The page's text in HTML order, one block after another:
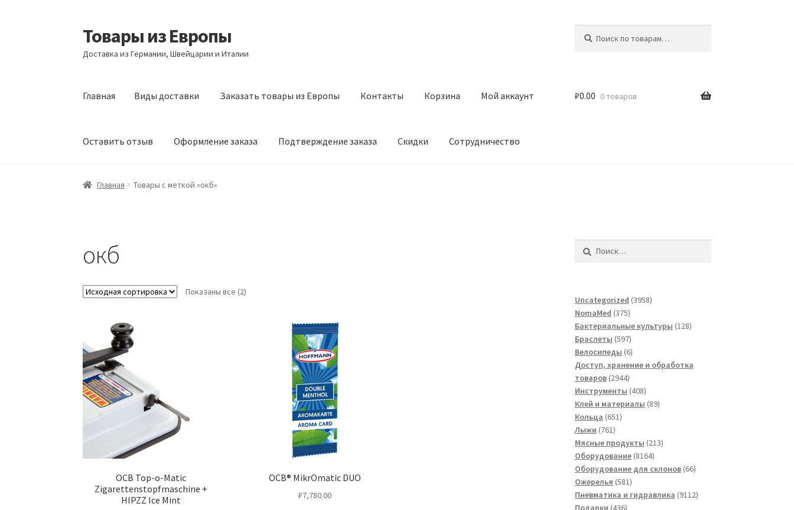
Перейти
к
навигации
Перейти
к
содержимому
Товары из Европы
Доставка из Германии, Швейцарии и Италии
Главная Виды доставки Заказать товары из Европы Контакты Корзина Мой аккаунт
Оставить отзыв Оформление заказа Подтверждение заказа Скидки Сотрудничество
Главная Виды доставки Заказать товары из Европы
₽0.00 0 товаров
Главная Товары с меткой «окб»
окб
Показаны все (2)
OCB Top-o-Matic
Zigarettenstopfmaschine +
HIPZZ Ice Mint
OCB® MikrOmatic DUO
₽7,780.00
Uncategorized 39583958
NomaMed 375375
товаров
Бактериальные культуры 128128
Браслеты 597597
товаров
Велосипеды 66
товаров
Доступ, хранение и обработка
товаров 29442944
товара
Инструменты 408408
товаров
Клей и материалы 8989
Кольца 651651
Лыжи 761761
товар
Мясные продукты 213213
Оборудование 81648164
товара
Оборудование для склонов 6666
Ожерелья 581581
товар
Пневматика и гидравлика 91129112
Подарки 436436